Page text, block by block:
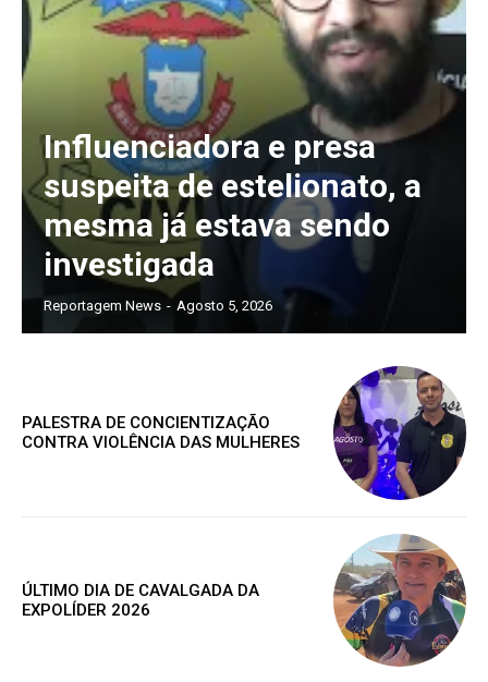
Assine nosso site e tenha acessos
Influenciadora e presa
suspeita de estelionato, a
mesma já estava sendo
investigada
Reportagem News - Agosto 5, 2026
PALESTRA DE CONCIENTIZAÇÃO
CONTRA VIOLÊNCIA DAS MULHERES
ÚLTIMO DIA DE CAVALGADA DA
EXPOLÍDER 2026